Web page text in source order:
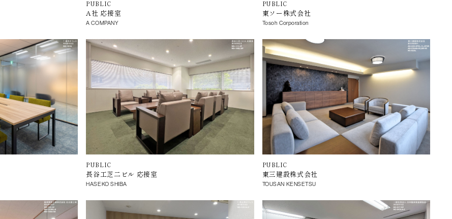
PUBLIC
A社 応接室
A COMPANY
PUBLIC
東ソー株式会社
Tosoh Corporation
PUBLIC
長谷工芝二ビル 応接室
HASEKO SHIBA
PUBLIC
東三建設株式会社
TOUSAN KENSETSU